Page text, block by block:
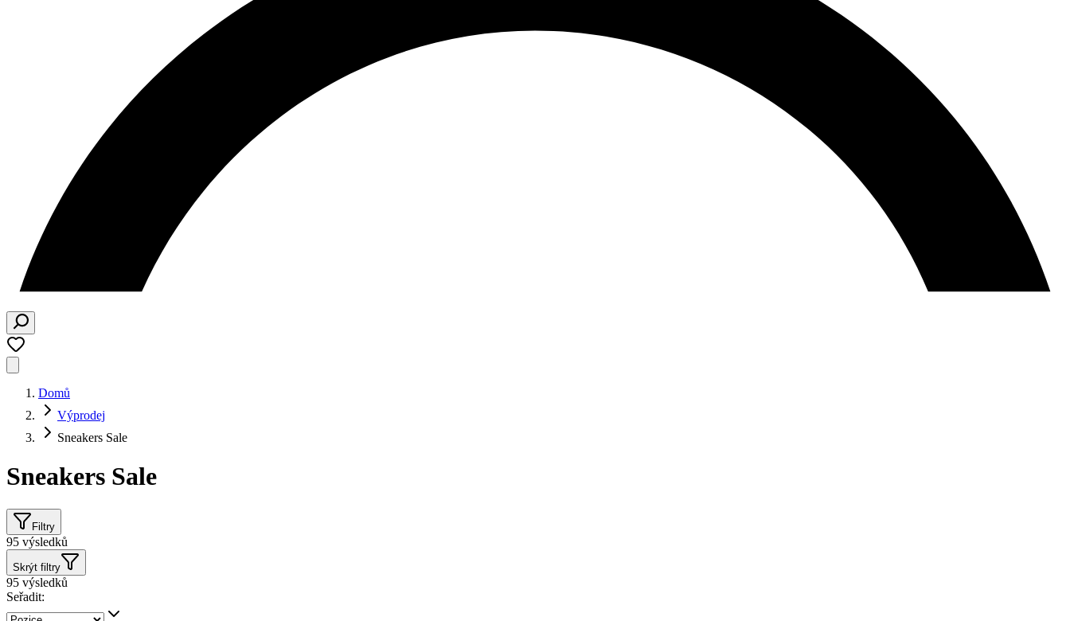
Domů
Výprodej
Sneakers Sale
Sneakers Sale
Filtry
95 výsledků
Skrýt filtry
95 výsledků
Seřadit: